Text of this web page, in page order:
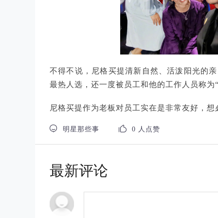
不得不说，尼格买提清新自然、活泼阳光的
最热人选，还一度被员工和他的工作人员称为
尼格买提作为老板对员工实在是非常友好，
 明星那些事  0 人点赞
最新评论